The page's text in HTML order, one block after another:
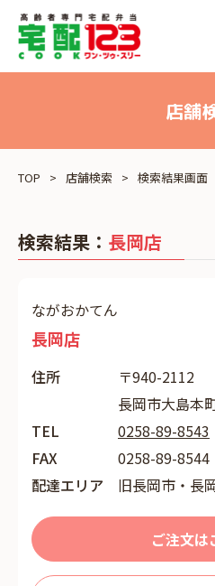
店舗
TOP 店舗検索 検索結果画面
検索結果： 長岡店
ながおかてん
長岡店
住所
〒940-2112
長岡市大島本
TEL
0258-89-8543
FAX
0258-89-8544
配達エリア
旧長岡市・長
ご注文は